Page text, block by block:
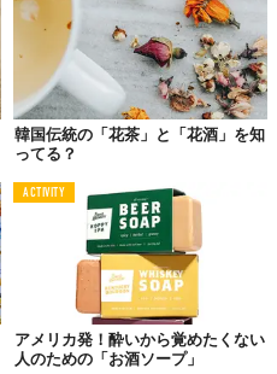
韓国伝統の「花茶」と「花酒」を知
ってる？
ACTIVITY
アメリカ発！酔いから覚めたくない
人のための「お酒ソープ」